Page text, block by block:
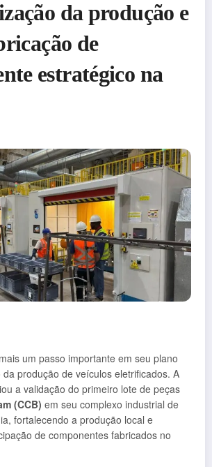
da produção e
de
estratégico na
um passo importante em seu plano
produção de veículos eletrificados. A
a validação do primeiro lote de peças
(CCB) em seu complexo industrial de
fortalecendo a produção local e
de componentes fabricados no